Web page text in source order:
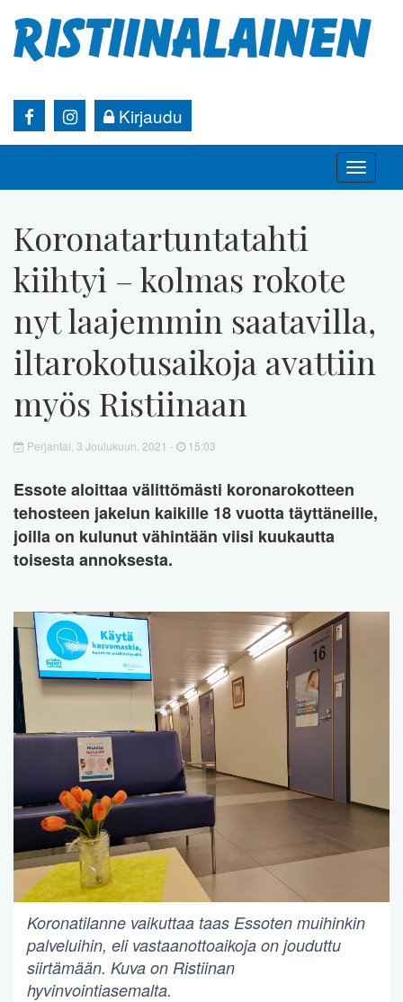
Kirjaudu
Toggle
Koronatartuntatahti
kiihtyi – kolmas rokote
nyt laajemmin saatavilla,
iltarokotusaikoja avattiin
myös Ristiinaan
Perjantai, 3 Joulukuun, 2021 - 15:03
Essote aloittaa välittömästi koronarokotteen
tehosteen jakelun kaikille 18 vuotta täyttäneille,
joilla on kulunut vähintään viisi kuukautta
toisesta annoksesta.
Koronatilanne vaikuttaa taas Essoten muihinkin
palveluihin, eli vastaanottoaikoja on jouduttu
siirtämään. Kuva on Ristiinan
hyvinvointiasemalta.